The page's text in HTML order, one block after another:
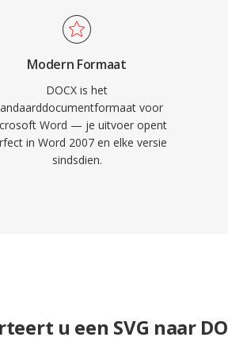
Modern Formaat
DOCX is het
voor
Word — je uitvoer opent
in Word 2007 en elke versie
sindsdien.
u een SVG naar